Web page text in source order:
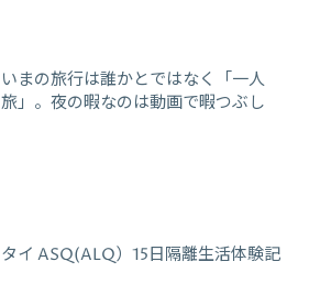
いまの旅行は誰かとではなく「一人
旅」。夜の暇なのは動画で暇つぶし
タイ ASQ(ALQ）15日隔離生活体験記